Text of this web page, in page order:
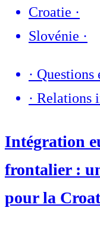
Croatie ·
Slovénie ·
· Questions
· Relations
Intégration
frontalier :
pour la